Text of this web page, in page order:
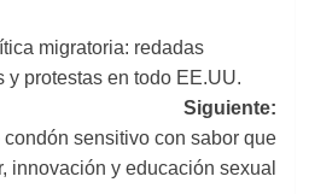
migratoria: redadas
y protestas en todo EE.UU.
Siguiente:
sensitivo con sabor que
innovación y educación sexual